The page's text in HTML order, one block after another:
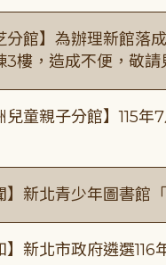
分館】為辦理新館落
3樓，造成不便，敬請
兒童親子分館】115
】新北青少年圖書館
】新北市政府遴選